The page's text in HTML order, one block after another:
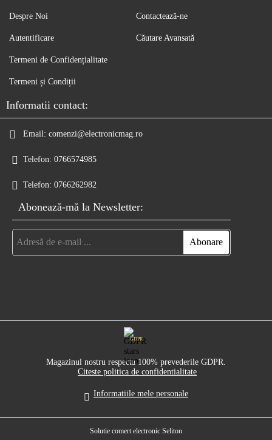
Despre Noi
Autentificare
Contactează-ne
Căutare Avansată
Termeni de Confidențialitate
Termeni și Condiții
Informatii contact:
Email: comenzi@electronicmag.ro
Telefon: 0766574985
Telefon: 0766262982
Abonează-mă la Newsletter:
GDPR
Magazinul nostru respecta 100% prevederile GDPR.
Citeste politica de confidentialitate
Informatiile mele personale
Solutie comert electronic Seliton